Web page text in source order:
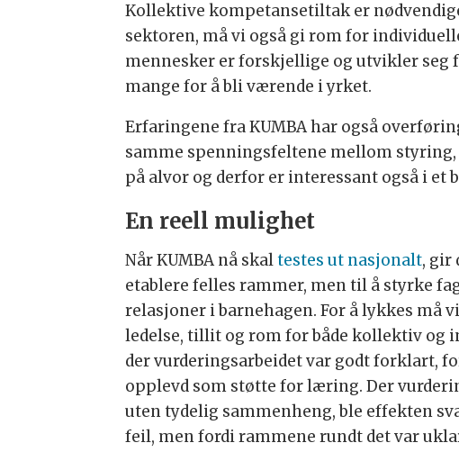
Kollektive kompetansetiltak er
sektoren, må vi også gi rom for
mennesker er forskjellige og utvikler
mange for å bli værende i yrket.
Erfaringene fra KUMBA har også
samme spenningsfeltene mellom
på alvor og derfor er interessant også i et
En reell mulighet
Når KUMBA nå skaltestes ut nasjonalt, gir
etablere felles rammer, men til å styrke
relasjoner i barnehagen. For å lykkes må
ledelse, tillit og rom for både kollektiv
der vurderingsarbeidet var godt forklart,
opplevd som støtte for læring. Der
uten tydelig sammenheng, ble effekten
feil, men fordi rammene rundt det var